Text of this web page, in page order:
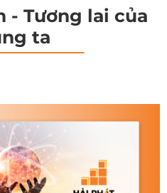
- Tương lai của
ta